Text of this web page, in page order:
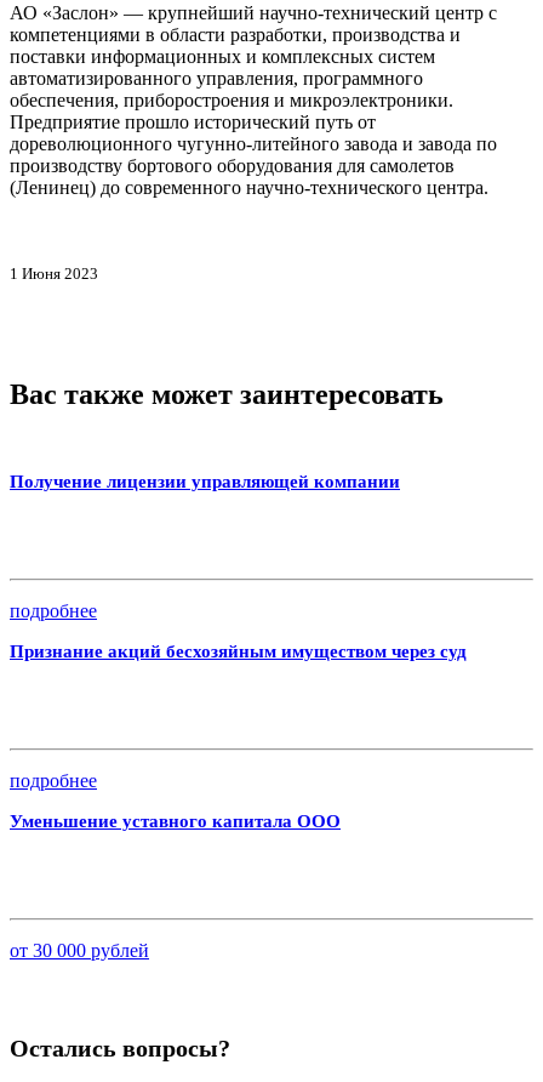
АО «Заслон» — крупнейший научно-технический центр с
компетенциями в области разработки, производства и
поставки информационных и комплексных систем
автоматизированного управления, программного
обеспечения, приборостроения и микроэлектроники.
Предприятие прошло исторический путь от
дореволюционного чугунно-литейного завода и завода по
производству бортового оборудования для самолетов
(Ленинец) до современного научно-технического центра.
1 Июня 2023
Вас также может заинтересовать
Получение лицензии управляющей компании
подробнее
Признание акций бесхозяйным имуществом через суд
подробнее
Уменьшение уставного капитала ООО
от 30 000 рублей
Остались вопросы?